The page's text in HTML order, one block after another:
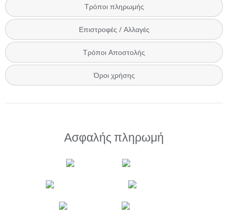
Τρόποι πληρωμής
Επιστροφές / Αλλαγές
Τρόποι Αποστολής
Όροι χρήσης
Ασφαλής πληρωμή